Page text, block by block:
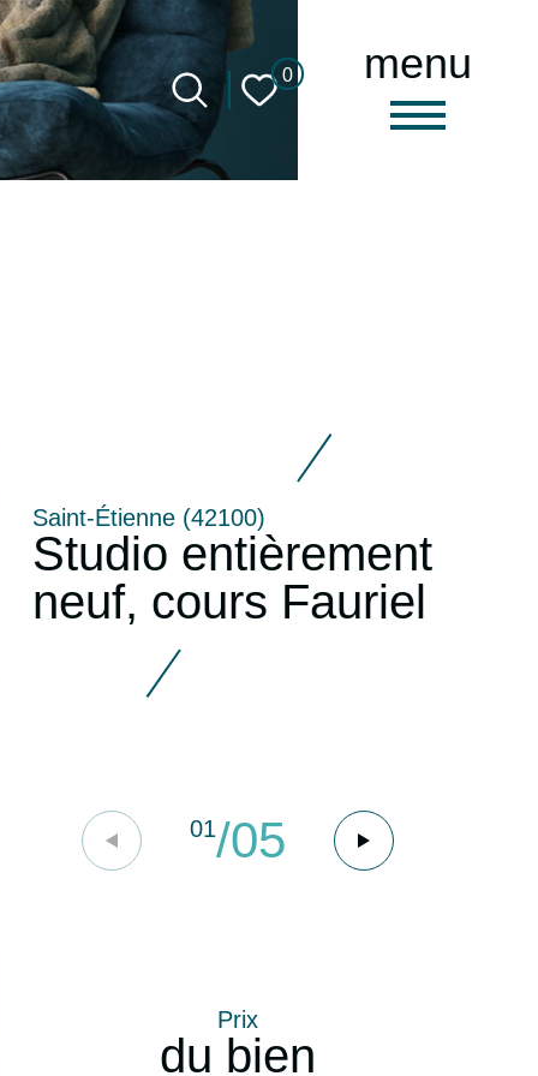
menu
0
Saint-Étienne (42100)
Studio entièrement
neuf, cours Fauriel
01/05
Prix
du bien